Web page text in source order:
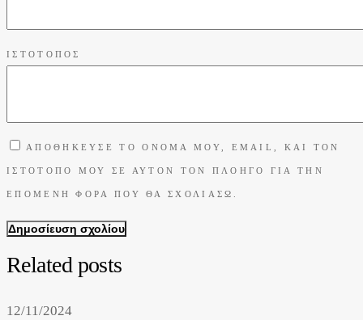
ΙΣΤΌΤΟΠΟΣ
ΑΠΟΘΉΚΕΥΣΕ ΤΟ ΌΝΟΜΆ ΜΟΥ, EMAIL, ΚΑΙ ΤΟΝ
ΙΣΤΌΤΟΠΟ ΜΟΥ ΣΕ ΑΥΤΌΝ ΤΟΝ ΠΛΟΗΓΌ ΓΙΑ ΤΗΝ
ΕΠΌΜΕΝΗ ΦΟΡΆ ΠΟΥ ΘΑ ΣΧΟΛΙΆΣΩ.
Δημοσίευση σχολίου
Related posts
12/11/2024